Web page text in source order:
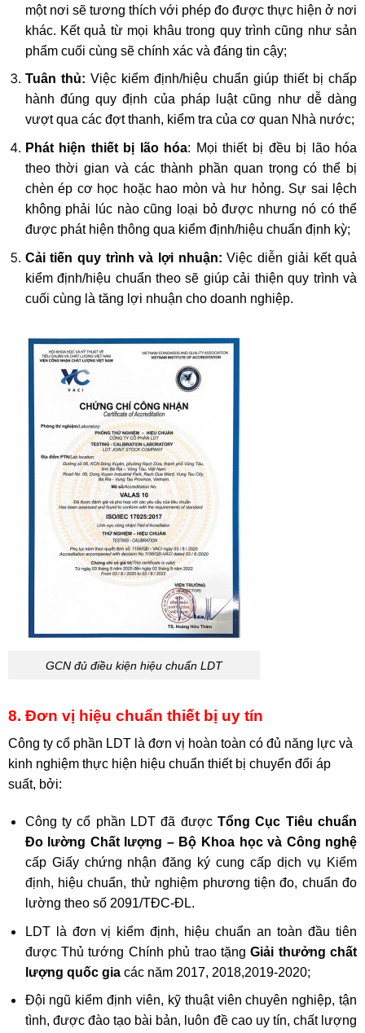
một nơi sẽ tương thích với phép đo được thực hiện ở nơi
khác. Kết quả từ mọi khâu trong quy trình cũng như sản
phẩm cuối cùng sẽ chính xác và đáng tin cậy;
Tuân thủ: Việc kiểm định/hiệu chuẩn giúp thiết bị chấp
hành đúng quy định của pháp luật cũng như dễ dàng
vượt qua các đợt thanh, kiểm tra của cơ quan Nhà nước;
Phát hiện thiết bị lão hóa: Mọi thiết bị đều bị lão hóa
theo thời gian và các thành phần quan trọng có thể bị
chèn ép cơ học hoặc hao mòn và hư hỏng. Sự sai lệch
không phải lúc nào cũng loại bỏ được nhưng nó có thể
được phát hiện thông qua kiểm định/hiệu chuẩn định kỳ;
Cải tiến quy trình và lợi nhuận: Việc diễn giải kết quả
kiểm định/hiệu chuẩn theo sẽ giúp cải thiện quy trình và
cuối cùng là tăng lợi nhuận cho doanh nghiệp.
GCN đủ điều kiện hiệu chuẩn LDT
8. Đơn vị hiệu chuẩn thiết bị uy tín
Công ty cổ phần LDT là đơn vị hoàn toàn có đủ năng lực và
kinh nghiệm thực hiện hiệu chuẩn thiết bị chuyển đổi áp
suất, bởi:
Công ty cổ phần LDT đã đượcTổng Cục Tiêu chuẩn
Đo lường Chất lượng – Bộ Khoa học và Công nghệ
cấp Giấy chứng nhận đăng ký cung cấp dịch vụ Kiểm
định, hiệu chuẩn, thử nghiệm phương tiện đo, chuẩn đo
lường theo số 2091/TĐC-ĐL.
LDT là đơn vị kiểm định, hiệu chuẩn an toàn đầu tiên
được Thủ tướng Chính phủ trao tặngGiải thưởng chất
lượng quốc giacác năm 2017, 2018,2019-2020;
Đội ngũ kiểm định viên, kỹ thuật viên chuyên nghiệp, tận
tình, được đào tạo bài bản, luôn đề cao uy tín, chất lượng